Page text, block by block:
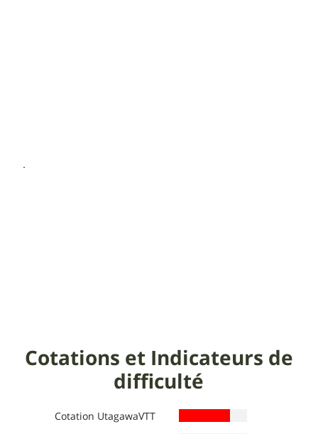
Cotations et Indicateurs de
difficulté
Cotation UtagawaVTT